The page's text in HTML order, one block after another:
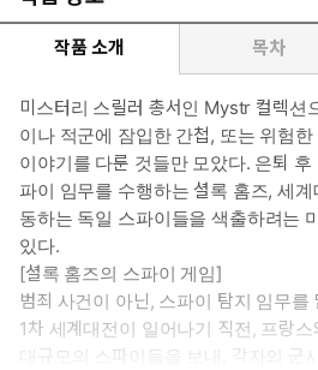
작품 소개 목차
미스터리 스릴러 총서인 Mystr 컬렉션
이나 적군에 잠입한 간첩, 또는 위험
이야기를 다룬 것들만 모았다. 은퇴
파이 임무를 수행하는 셜록 홈즈, 세
동하는 독일 스파이들을 색출하려는
있다.
[셜록 홈즈의 스파이 게임]
범죄 사건이 아닌, 스파이 탐지 임무를
1차 세계대전이 일어나기 직전, 프랑
대규모의 스파이들을 보내, 각자의 군